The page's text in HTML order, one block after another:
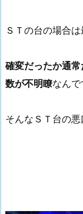
ＳＴの台の場合
確変だったか通
数が不明瞭なんで
そんなＳＴ台の